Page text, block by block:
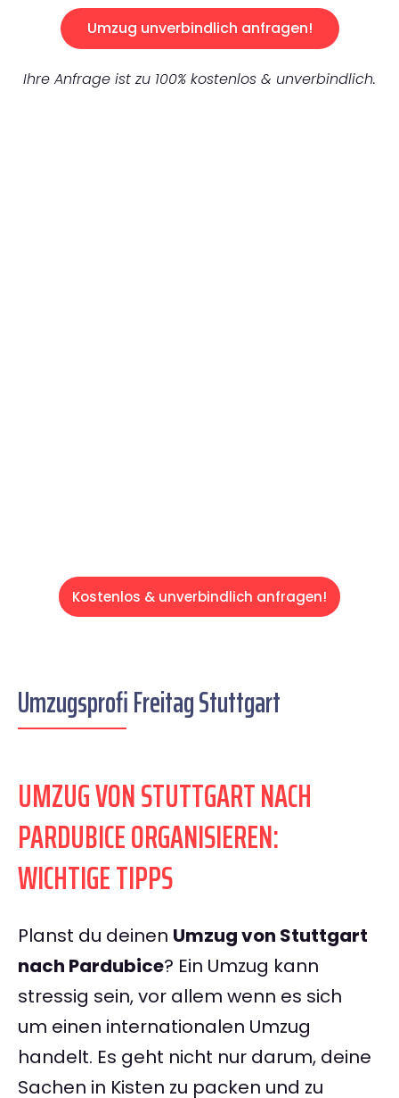
Umzug unverbindlich anfragen!
Ihre Anfrage ist zu 100% kostenlos & unverbindlich.
Kostenlos & unverbindlich anfragen!
Umzugsprofi Freitag Stuttgart
UMZUG VON STUTTGART NACH
PARDUBICE ORGANISIEREN:
WICHTIGE TIPPS
Planst du deinen Umzug von Stuttgart
nach Pardubice? Ein Umzug kann
stressig sein, vor allem wenn es sich
um einen internationalen Umzug
handelt. Es geht nicht nur darum, deine
Sachen in Kisten zu packen und zu